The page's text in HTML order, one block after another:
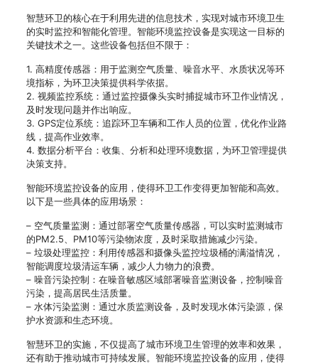
智慧环卫的核心在于利用先进的信息技术，实现对城市环境卫生
的实时监控和智能化管理。智能环境监控设备是实现这一目标的
关键技术之一。这些设备包括但不限于：
1. 高精度传感器：用于监测空气质量、噪音水平、水质状况等环
境指标，为环卫决策提供科学依据。
2. 视频监控系统：通过监控摄像头实时捕捉城市环卫作业情况，
及时发现问题并作出响应。
3. GPS定位系统：追踪环卫车辆和工作人员的位置，优化作业路
线，提高作业效率。
4. 数据分析平台：收集、分析和处理环境数据，为环卫管理提供
决策支持。
智能环境监控设备的应用，使得环卫工作变得更加智能和高效。
以下是一些具体的应用场景：
– 空气质量监测：通过部署空气质量传感器，可以实时监测城市
的PM2.5、PM10等污染物浓度，及时采取措施减少污染。
– 垃圾处理监控：利用传感器和摄像头监控垃圾桶的满溢情况，
智能调度垃圾清运车辆，减少人力物力的浪费。
– 噪音污染控制：在噪音敏感区域部署噪音监测设备，控制噪音
污染，提高居民生活质量。
– 水体污染监测：通过水质监测设备，及时发现水体污染源，保
护水资源和生态环境。
智慧环卫的实施，不仅提高了城市环境卫生管理的效率和效果，
还有助于推动城市可持续发展。智能环境监控设备的应用，使得